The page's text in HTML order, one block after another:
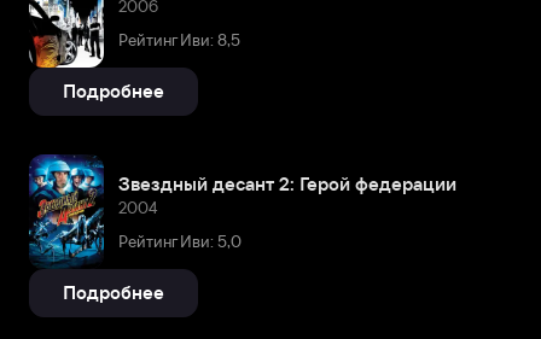
2006
Рейтинг Иви: 8,5
Подробнее
Звездный десант 2: Герой федерации
2004
Рейтинг Иви: 5,0
Подробнее